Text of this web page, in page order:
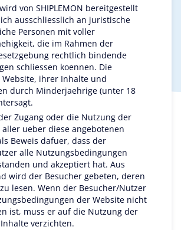
von SHIPLEMON bereitgestellt
ausschliesslich an juristische
Personen mit voller
die im Rahmen der
rechtlich bindende
schliessen koennen. Die
ihrer Inhalte und
durch Minderjaehrige (unter 18
Zugang oder die Nutzung der
ueber diese angebotenen
Beweis dafuer, dass der
alle Nutzungsbedingungen
und akzeptiert hat. Aus
wird der Besucher gebeten, deren
lesen. Wenn der Besucher/Nutzer
der Website nicht
ist, muss er auf die Nutzung der
verzichten.